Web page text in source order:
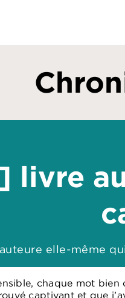
livre
elle-même
chaque mot
captivant et que